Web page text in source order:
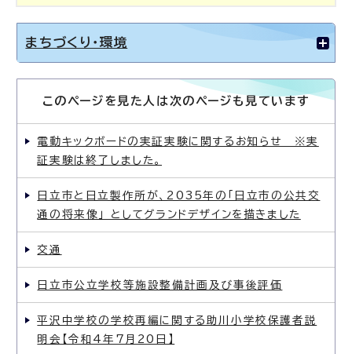
まちづくり・環境
このページを見た人は次のページも見ています
電動キックボードの実証実験に関するお知らせ ※実
証実験は終了しました。
日立市と日立製作所が、2035年の「日立市の公共交
通の将来像」 としてグランドデザインを描きました
交通
日立市公立学校等施設整備計画及び事後評価
平沢中学校の学校再編に関する助川小学校保護者説
明会【令和4年7月20日】